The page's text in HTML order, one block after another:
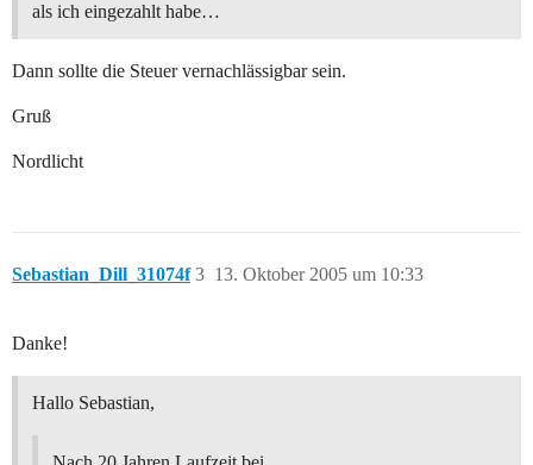
als ich eingezahlt habe…
Dann sollte die Steuer vernachlässigbar sein.
Gruß
Nordlicht
Sebastian_Dill_31074f 13. Oktober 2005 um 10:33
3
Danke!
Hallo Sebastian,